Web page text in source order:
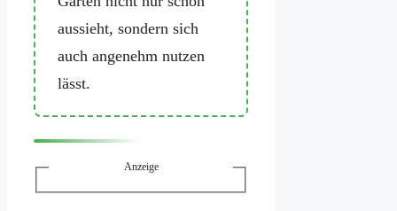
aussieht, sondern sich
auch angenehm nutzen
lässt.
Anzeige